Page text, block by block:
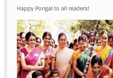
Happy Pongal to all readers!